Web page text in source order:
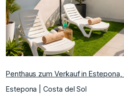
Penthaus zum Verkauf in
Estepona | Costa del Sol